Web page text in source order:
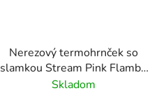
Nerezový termohrnček so
slamkou Stream Pink Flambe
1200 ml
Skladom